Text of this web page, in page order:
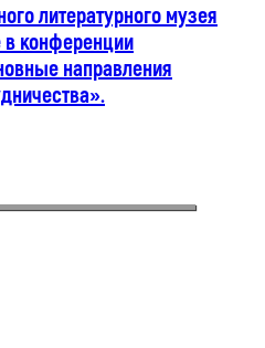
литературного музея
конференции
направления